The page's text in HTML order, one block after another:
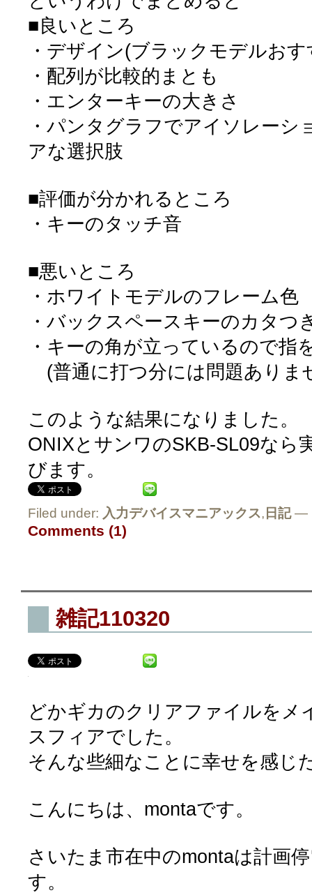
■良いところ
・デザイン(ブラックモデルお
・配列が比較的まとも
・エンターキーの大きさ
・パンタグラフでアイソレーシ
アな選択肢
■評価が分かれるところ
・キーのタッチ音
■悪いところ
・ホワイトモデルのフレーム色
・バックスペースキーのカタつ
・キーの角が立っているので指
(普通に打つ分には問題ありま
このような結果になりました。
ONIXとサンワのSKB-SL09なら
びます。
Filed under: 入力デバイスマニアックス, 日記—
Comments (1)
雑記110320
どかギカのクリアファイルをメ
スフィアでした。
そんな些細なことに幸せを感じ
こんにちは、montaです。
さいたま市在中のmontaは計画
す。